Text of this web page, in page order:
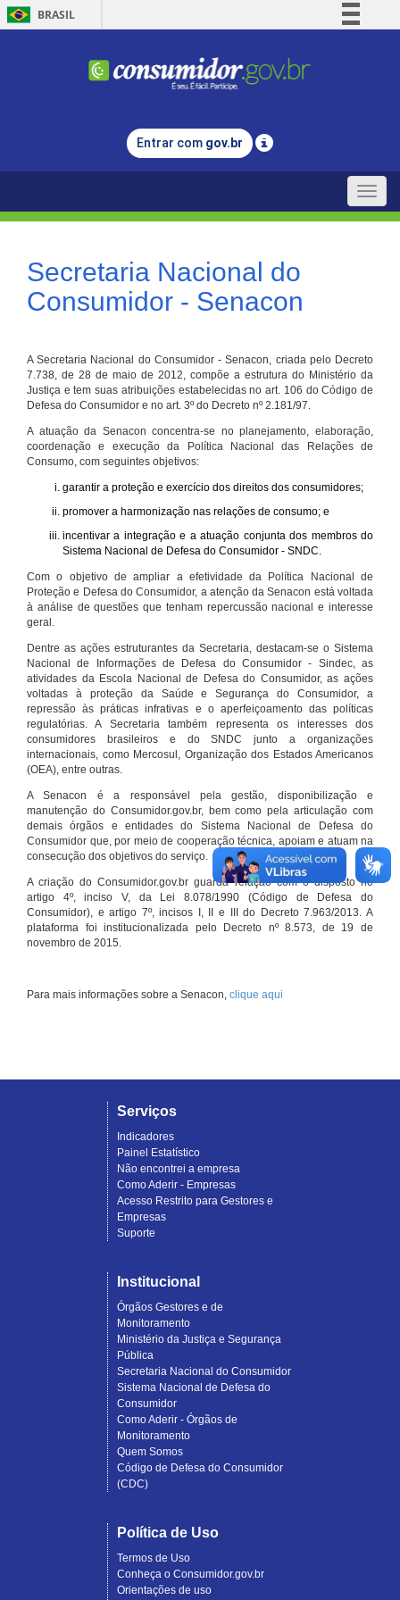
BRASIL
Comunica BR
Legislação
Entrar com gov.br
Toggle
Secretaria Nacional do
Consumidor - Senacon
A Secretaria Nacional do Consumidor - Senacon, criada pelo Decreto
7.738, de 28 de maio de 2012, compõe a estrutura do Ministério da
Justiça e tem suas atribuições estabelecidas no art. 106 do Código de
Defesa do Consumidor e no art. 3º do Decreto nº 2.181/97.
A atuação da Senacon concentra-se no planejamento, elaboração,
coordenação e execução da Política Nacional das Relações de
Consumo, com seguintes objetivos:
garantir a proteção e exercício dos direitos dos consumidores;
promover a harmonização nas relações de consumo; e
incentivar a integração e a atuação conjunta dos membros do
Sistema Nacional de Defesa do Consumidor - SNDC.
Com o objetivo de ampliar a efetividade da Política Nacional de
Proteção e Defesa do Consumidor, a atenção da Senacon está voltada
à análise de questões que tenham repercussão nacional e interesse
geral.
Dentre as ações estruturantes da Secretaria, destacam-se o Sistema
Nacional de Informações de Defesa do Consumidor - Sindec, as
atividades da Escola Nacional de Defesa do Consumidor, as ações
voltadas à proteção da Saúde e Segurança do Consumidor, a
repressão às práticas infrativas e o aperfeiçoamento das políticas
regulatórias. A Secretaria também representa os interesses dos
consumidores brasileiros e do SNDC junto a organizações
internacionais, como Mercosul, Organização dos Estados Americanos
(OEA), entre outras.
A Senacon é a responsável pela gestão, disponibilização e
manutenção do Consumidor.gov.br, bem como pela articulação com
demais órgãos e entidades do Sistema Nacional de Defesa do
Consumidor que, por meio de cooperação técnica, apoiam e atuam na
consecução dos objetivos do serviço.
A criação do Consumidor.gov.br guarda relação com o disposto no
artigo 4º, inciso V, da Lei 8.078/1990 (Código de Defesa do
Consumidor), e artigo 7º, incisos I, II e III do Decreto 7.963/2013. A
plataforma foi institucionalizada pelo Decreto nº 8.573, de 19 de
novembro de 2015.
Para mais informações sobre a Senacon, clique aqui
Serviços
Indicadores
Painel Estatístico
Não encontrei a empresa
Como Aderir - Empresas
Acesso Restrito para Gestores e
Empresas
Suporte
Institucional
Órgãos Gestores e de
Monitoramento
Ministério da Justiça e Segurança
Pública
Secretaria Nacional do Consumidor
Sistema Nacional de Defesa do
Consumidor
Como Aderir - Órgãos de
Monitoramento
Quem Somos
Código de Defesa do Consumidor
(CDC)
Política de Uso
Termos de Uso
Conheça o Consumidor.gov.br
Orientações de uso